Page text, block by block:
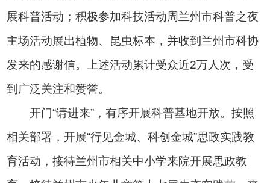
展科普活动；积极参加科技活动周兰州市科普之夜
主场活动展出植物、昆虫标本，并收到兰州市科协
发来的感谢信。上述活动累计受众近2万人次，受
到广泛关注和赞誉。
开门“请进来”，有序开展科普基地开放。按照
相关部署，开展“行见金城、科创金城”思政实践教
育活动，接待兰州市相关中小学来院开展思政教